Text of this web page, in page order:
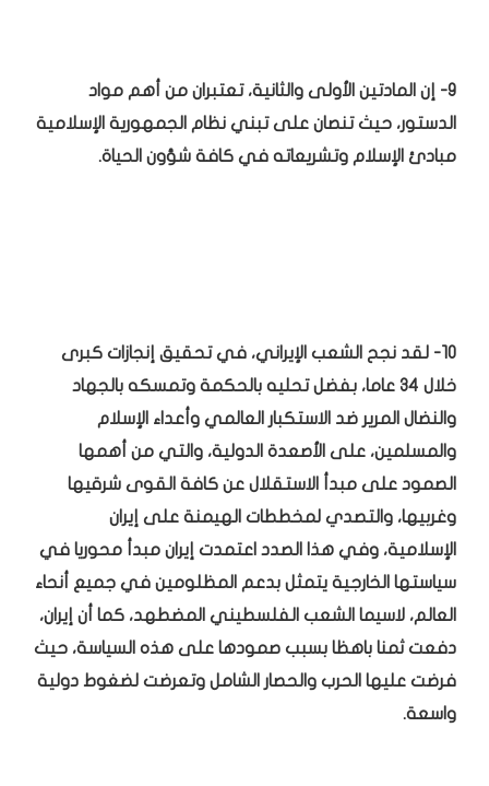
9- إن المادتين الأولى والثانية، تعتبران من أهم مواد
الدستور، حيث تنصان على تبني نظام الجمهورية الإسلامية
مبادئ الإسلام وتشريعاته في كافة شؤون الحياة.
10- لقد نجح الشعب الإيراني، في تحقيق إنجازات كبرى
خلال 34 عاما، بفضل تحليه بالحكمة وتمسكه بالجهاد
والنضال المرير ضد الاستكبار العالمي وأعداء الإسلام
والمسلمين، على الأصعدة الدولية، والتي من أهمها
الصمود على مبدأ الاستقلال عن كافة القوى شرقيها
وغربيها، والتصدي لمخططات الهيمنة على إيران
الإسلامية، وفي هذا الصدد اعتمدت إيران مبدأ محوريا في
سياستها الخارجية يتمثل بدعم المظلومين في جميع أنحاء
العالم، لاسيما الشعب الفلسطيني المضطهد، كما أن إيران،
دفعت ثمنا باهظا بسبب صمودها على هذه السياسة، حيث
فرضت عليها الحرب والحصار الشامل وتعرضت لضغوط دولية
واسعة.